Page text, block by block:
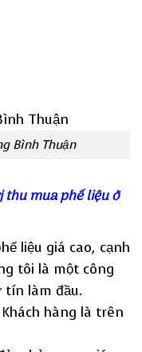
Bình Thuận
thu mua phế liệu ở
liệu giá cao, cạnh
tôi là một công
tín làm đầu.
hàng là trên